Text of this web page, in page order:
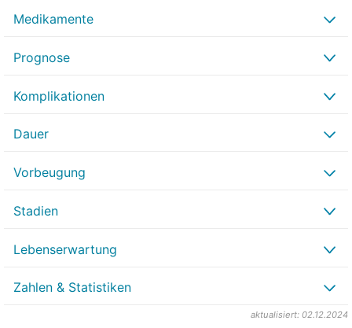
Medikamente
Prognose
Komplikationen
Dauer
Vorbeugung
Stadien
Lebenserwartung
Zahlen & Statistiken
aktualisiert: 02.12.2024